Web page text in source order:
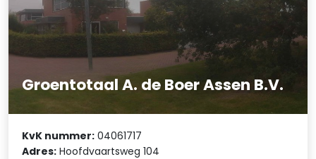
Groentotaal A. de Boer Assen B.V.
KvK nummer: 04061717
Adres: Hoofdvaartsweg 104